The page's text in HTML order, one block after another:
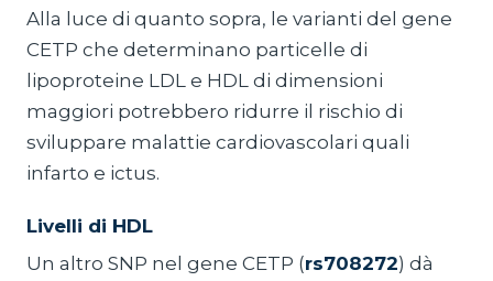
Alla luce di quanto sopra, le varianti del gene
CETP che determinano particelle di
lipoproteine LDL e HDL di dimensioni
maggiori potrebbero ridurre il rischio di
sviluppare malattie cardiovascolari quali
infarto e ictus.
Livelli di HDL
Un altro SNP nel gene CETP (rs708272) dà